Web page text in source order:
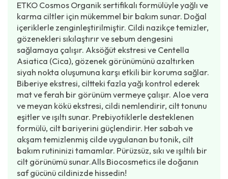
ETKO Cosmos Organik sertifikalı formülüyle yağlı ve
karma ciltler için mükemmel bir bakım sunar. Doğal
içeriklerle zenginleştirilmiştir. Cildi nazikçe temizler,
gözenekleri sıkılaştırır ve sebum dengesini
sağlamaya çalışır. Aksöğüt ekstresi ve Centella
Asiatica (Cica), gözenek görünümünü azaltırken
siyah nokta oluşumuna karşı etkili bir koruma sağlar.
Biberiye ekstresi, ciltteki fazla yağı kontrol ederek
mat ve ferah bir görünüm vermeye çalışır. Aloe vera
ve meyan kökü ekstresi, cildi nemlendirir, cilt tonunu
eşitler ve ışıltı sunar. Prebiyotiklerle desteklenen
formülü, cilt bariyerini güçlendirir. Her sabah ve
akşam temizlenmiş cilde uygulanan bu tonik, cilt
bakım rutininizi tamamlar. Pürüzsüz, sıkı ve ışıltılı bir
cilt görünümü sunar.Alls Biocosmetics ile doğanın
saf gücünü cildinizde hissedin!